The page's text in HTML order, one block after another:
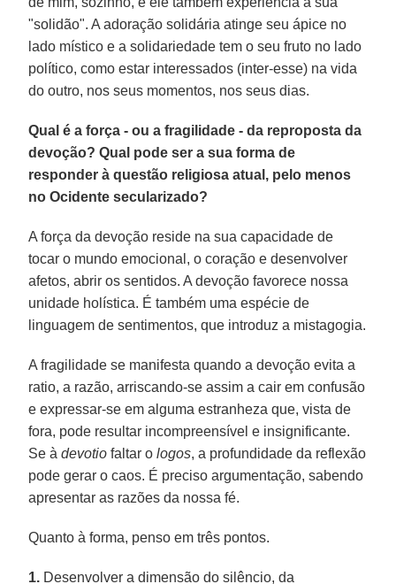
"solidão". A adoração solidária atinge seu ápice no
lado místico e a solidariedade tem o seu fruto no lado
político, como estar interessados (inter-esse) na vida
do outro, nos seus momentos, nos seus dias.
Qual é a força - ou a fragilidade - da reproposta da
devoção? Qual pode ser a sua forma de
responder à questão religiosa atual, pelo menos
no Ocidente secularizado?
A força da devoção reside na sua capacidade de
tocar o mundo emocional, o coração e desenvolver
afetos, abrir os sentidos. A devoção favorece nossa
unidade holística. É também uma espécie de
linguagem de sentimentos, que introduz a mistagogia.
A fragilidade se manifesta quando a devoção evita a
ratio, a razão, arriscando-se assim a cair em confusão
e expressar-se em alguma estranheza que, vista de
fora, pode resultar incompreensível e insignificante.
Se àdevotio faltar ologos, a profundidade da reflexão
pode gerar o caos. É preciso argumentação, sabendo
apresentar as razões da nossa fé.
Quanto à forma, penso em três pontos.
1. Desenvolver a dimensão do silêncio, da